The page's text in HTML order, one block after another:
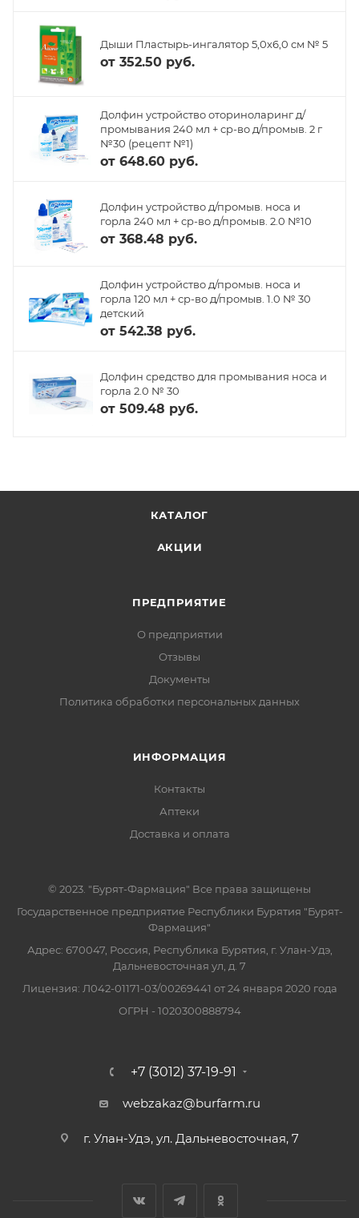
Дыши Пластырь-ингалятор 5,0х6,0 см № 5
от 352.50 руб.
Долфин устройство оториноларинг д/
промывания 240 мл + ср-во д/промыв. 2 г
№30 (рецепт №1)
от 648.60 руб.
Долфин устройство д/промыв. носа и
горла 240 мл + ср-во д/промыв. 2.0 №10
от 368.48 руб.
Долфин устройство д/промыв. носа и
горла 120 мл + ср-во д/промыв. 1.0 № 30
детский
от 542.38 руб.
Долфин средство для промывания носа и
горла 2.0 № 30
от 509.48 руб.
КАТАЛОГ
АКЦИИ
ПРЕДПРИЯТИЕ
О предприятии
Отзывы
Документы
Политика обработки персональных данных
ИНФОРМАЦИЯ
Контакты
Аптеки
Доставка и оплата
© 2023. "Бурят-Фармация" Все права защищены
Государственное предприятие Республики Бурятия "Бурят-
Фармация"
Адрес: 670047, Россия, Республика Бурятия, г. Улан-Удэ,
Дальневосточная ул, д. 7
Лицензия: Л042-01171-03/00269441 от 24 января 2020 года
ОГРН - 1020300888794
+7 (3012) 37-19-91
webzakaz@burfarm.ru
г. Улан-Удэ, ул. Дальневосточная, 7